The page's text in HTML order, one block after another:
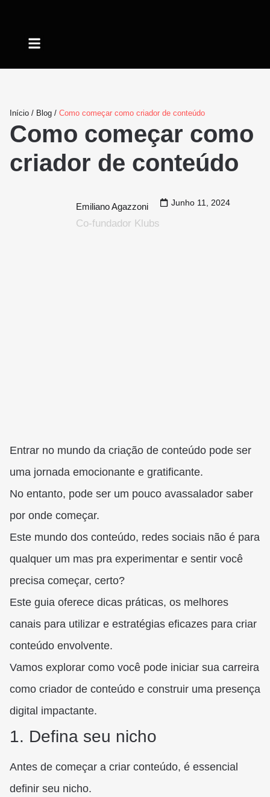
Início / Blog / Como começar como criador de conteúdo
Como começar como
criador de conteúdo
Emiliano Agazzoni
Co-fundador Klubs
Junho 11, 2024
Entrar no mundo da criação de conteúdo pode ser
uma jornada emocionante e gratificante.
No entanto, pode ser um pouco avassalador saber
por onde começar.
Este mundo dos conteúdo, redes sociais não é para
qualquer um mas pra experimentar e sentir você
precisa começar, certo?
Este guia oferece dicas práticas, os melhores
canais para utilizar e estratégias eficazes para criar
conteúdo envolvente.
Vamos explorar como você pode iniciar sua carreira
como criador de conteúdo e construir uma presença
digital impactante.
1. Defina seu nicho
Antes de começar a criar conteúdo, é essencial
definir seu nicho.